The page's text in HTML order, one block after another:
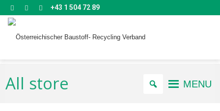
+43 1 504 72 89
MENU
All store